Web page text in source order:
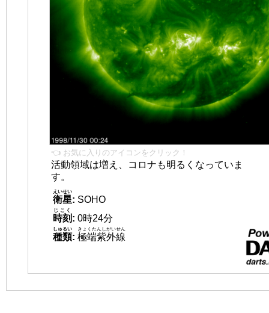
👈 お気に入りのアイコンをクリック！
活動領域は増え、コロナも明るくなっていま
す。
衛星
えいせい
: SOHO
時刻
じこく
: 0時24分
種類
しゅるい
: 極端紫外線
きょくたんしがいせん